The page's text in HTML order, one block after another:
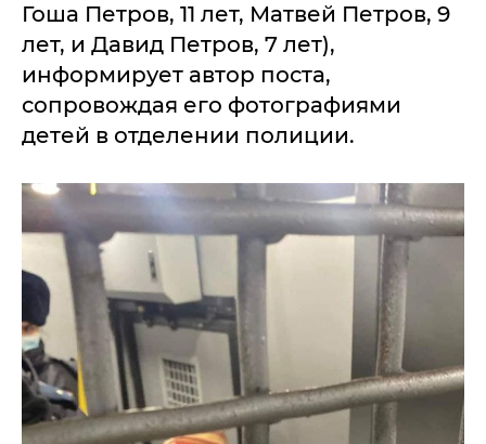
Гоша Петров, 11 лет, Матвей Петров, 9
лет, и Давид Петров, 7 лет),
информирует автор поста,
сопровождая его фотографиями
детей в отделении полиции.